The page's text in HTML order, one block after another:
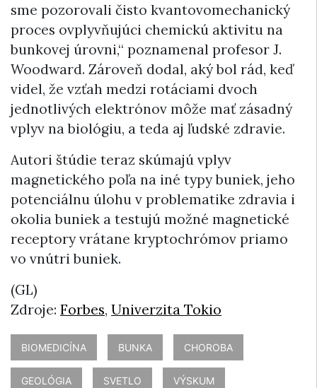
sme pozorovali čisto kvantovomechanický
proces ovplyvňujúci chemickú aktivitu na
bunkovej úrovni,“ poznamenal profesor J.
Woodward. Zároveň dodal, aký bol rád, keď
videl, že vzťah medzi rotáciami dvoch
jednotlivých elektrónov môže mať zásadný
vplyv na biológiu, a teda aj ľudské zdravie.
Autori štúdie teraz skúmajú vplyv
magnetického poľa na iné typy buniek, jeho
potenciálnu úlohu v problematike zdravia i
okolia buniek a testujú možné magnetické
receptory vrátane kryptochrómov priamo
vo vnútri buniek.
(GL)
Zdroje: Forbes, Univerzita Tokio
BIOMEDICÍNA BUNKA CHOROBA
GEOLÓGIA SVETLO VÝSKUM